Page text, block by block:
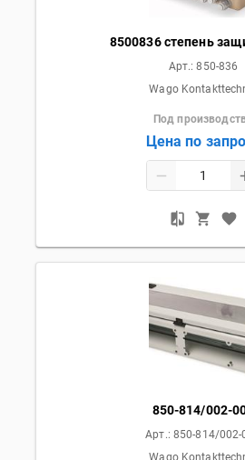
8500836 степень
Арт.:850-836
Wago
Под
Цена по
850-814/002-
Арт.: 850-814/002-
Wago